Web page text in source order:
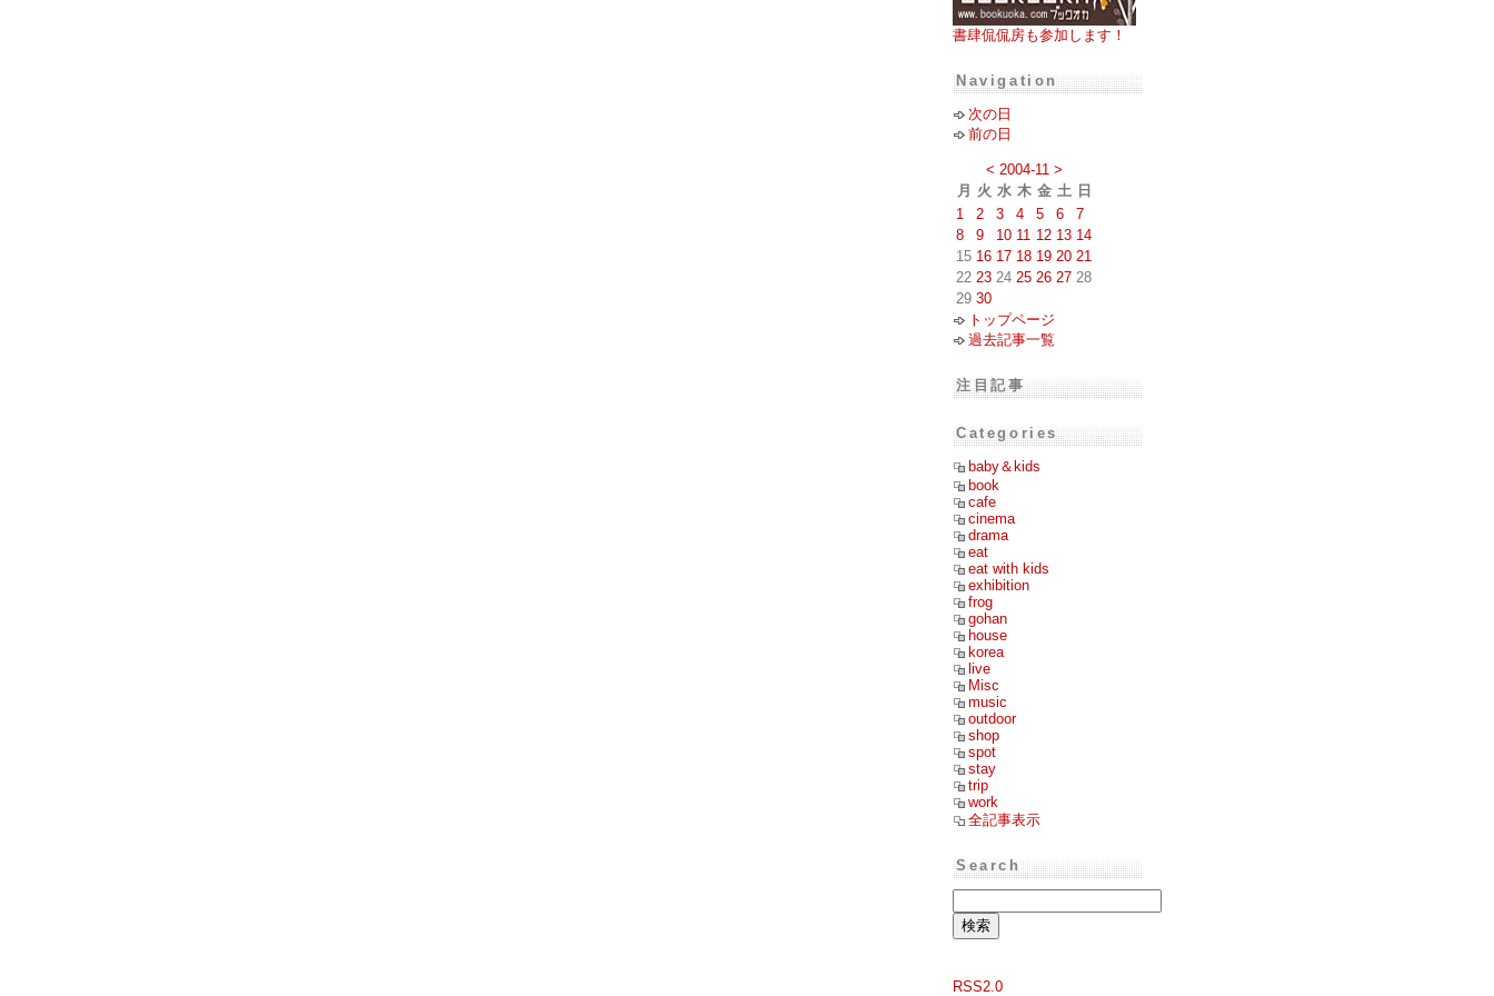
書肆侃侃房も参加します！
Navigation
次の日
前の日
< 2004-11 >
月
火 水 木 金 土 日
1
2 3 4 5 6
7
8
9 10 11 12 13 14
15 16 17 18 19 20 21
22 23 24 25 26 27 28
29 30
トップページ
過去記事一覧
注目記事
Categories
baby＆kids
book
cafe
cinema
drama
eat
eat with kids
exhibition
frog
gohan
house
korea
live
Misc
music
outdoor
shop
spot
stay
trip
work
全記事表示
Search
RSS2.0